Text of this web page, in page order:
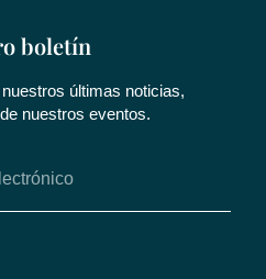
boletín
últimas noticias,
nuestros eventos.